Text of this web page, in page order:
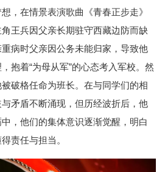
，在情景表演歌曲《青春正步走》
王兵因父亲长期驻守西藏边防而缺
病时父亲因公务未能归家，导致他
抱着“为母从军”的心态考入军校。然
破格任命为班长。在与同学们的相
矛盾不断涌现，但历经波折后，他
，他们的集体意识逐渐觉醒，明白
责任与担当。